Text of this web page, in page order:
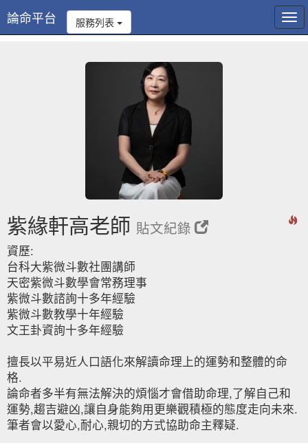
論命平台 服務列表
紫緣軒高老師 貼文紀錄
資歷:
台科大紫微斗數社團講師
天密紫微斗數學會常務理事
紫微斗數諮詢十多年經驗
紫微斗數教學十年經驗
文王卦資詢十多年經驗
擅長以平易近人口語化來解讀命理上的運勢和整體的命
格.
論命者多半有無法解決的煩惱才會借助命理,了解自己和
運勢,趨吉避凶,讓自身能夠用更樂觀積極的態度走向未來.
筆者會以愛心,耐心,親切的方式協助命主釋疑.